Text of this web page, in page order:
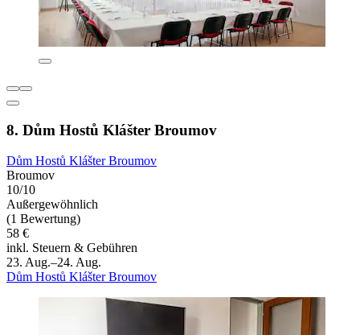
8. Dům Hostů Klášter Broumov
Dům Hostů Klášter Broumov
Broumov
10/10
Außergewöhnlich
(1 Bewertung)
58 €
inkl. Steuern & Gebühren
23. Aug.–24. Aug.
Dům Hostů Klášter Broumov